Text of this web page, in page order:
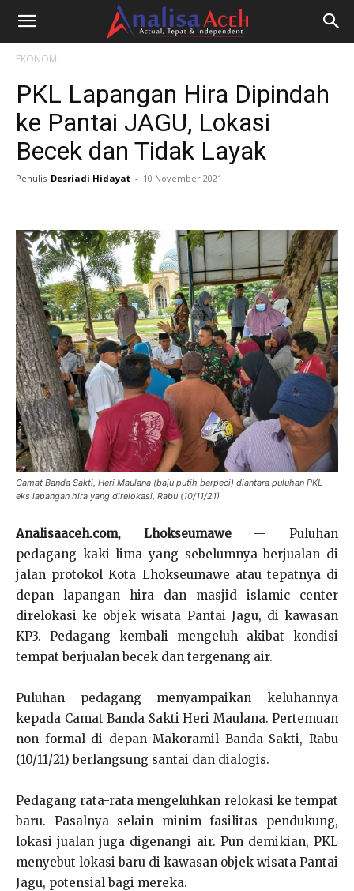
EKONOMI
PKL Lapangan Hira Dipindah
ke Pantai JAGU, Lokasi
Becek dan Tidak Layak
Penulis Desriadi Hidayat - 10 November 2021
Camat Banda Sakti, Heri Maulana (baju putih berpeci) diantara puluhan PKL
eks lapangan hira yang direlokasi, Rabu (10/11/21)
Analisaaceh.com, Lhokseumawe— Puluhan
pedagang kaki lima yang sebelumnya berjualan di
jalan protokol Kota Lhokseumawe atau tepatnya di
depan lapangan hira dan masjid islamic center
direlokasi ke objek wisata Pantai Jagu, di kawasan
KP3. Pedagang kembali mengeluh akibat kondisi
tempat berjualan becek dan tergenang air.
Puluhan pedagang menyampaikan keluhannya
kepada Camat Banda Sakti Heri Maulana. Pertemuan
non formal di depan Makoramil Banda Sakti, Rabu
(10/11/21) berlangsung santai dan dialogis.
Pedagang rata-rata mengeluhkan relokasi ke tempat
baru. Pasalnya selain minim fasilitas pendukung,
lokasi jualan juga digenangi air. Pun demikian, PKL
menyebut lokasi baru di kawasan objek wisata Pantai
Jagu, potensial bagi mereka.